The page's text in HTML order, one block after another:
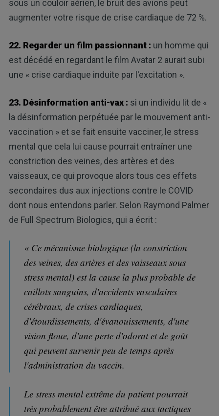
sous un couloir aérien, le bruit des avions peut
augmenter votre risque de crise cardiaque de 72 %.
22. Regarder un film passionnant : un homme qui
est décédé en regardant le film Avatar 2 aurait subi
une « crise cardiaque induite par l'excitation ».
23. Désinformation anti-vax : si un individu lit de «
la désinformation perpétuée par le mouvement anti-
vaccination » et se fait ensuite vacciner, le stress
mental que cela lui cause pourrait entraîner une
constriction des veines, des artères et des
vaisseaux, ce qui provoque alors tous ces effets
secondaires dus aux injections contre le COVID
dont nous entendons parler. Selon Raymond Palmer
de Full Spectrum Biologics, qui a écrit :
« Ce mécanisme biologique (la constriction
des veines, des artères et des vaisseaux sous
stress mental) est la cause la plus probable de
caillots sanguins, d'accidents vasculaires
cérébraux, de crises cardiaques,
d'étourdissements, d'évanouissements, d'une
vision floue, d'une perte d'odorat et de goût
qui peuvent survenir peu de temps après
l'administration du vaccin.
Le stress mental extrême du patient pourrait
très probablement être attribué aux tactiques